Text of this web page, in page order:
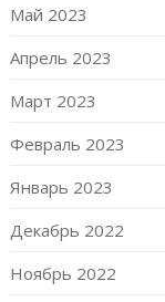
Май 2023
Апрель 2023
Март 2023
Февраль 2023
Январь 2023
Декабрь 2022
Ноябрь 2022